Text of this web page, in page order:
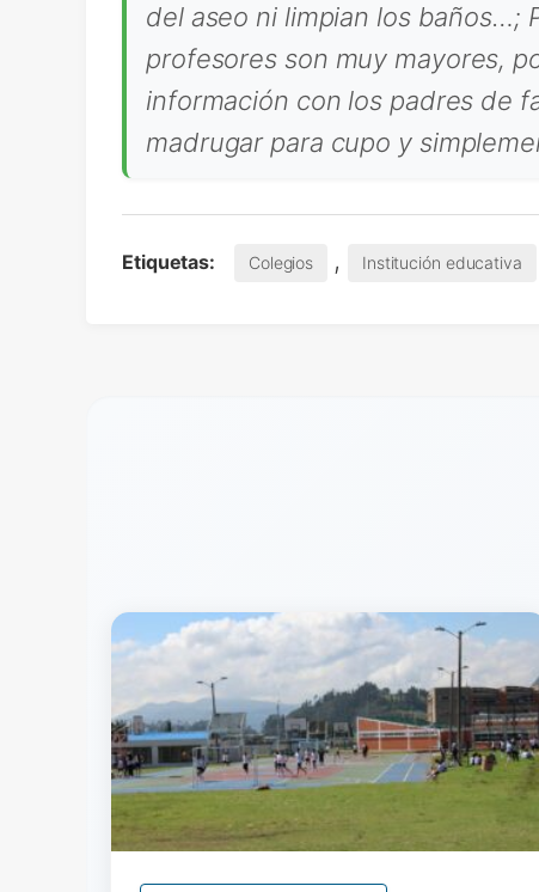
del aseo ni limpian los baños…;
profesores son muy mayores,
información con los padres de
madrugar para cupo y
Etiquetas: Colegios , Institución educativa